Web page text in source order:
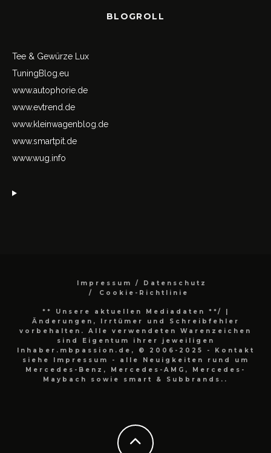
BLOGROLL
Tee & Gewürze Lux
TuningBlog.eu
www.autophorie.de
www.evtrend.de
www.kleinwagenblog.de
www.smartpit.de
www.wug.info
Impressum / Datenschutz
Cookie-Richtlinie
** Unsere aktuellen Mediadaten **/
|
Änderungen, Irrtümer und Schreibfehler
vorbehalten. Alle verwendeten Warenzeichen
sind Eigentum ihrer jeweiligen
Inhaber.mbpassion.de, © 2006-2025 - Kontakt
siehe Impressum - alle Neuigkeiten rund um
Mercedes-Benz, Mercedes-AMG, Mercedes-
Maybach sowie smart & Subbrands..